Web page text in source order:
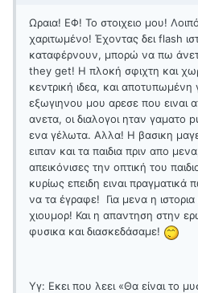
Ωραια! ΕΦ! Το στοιχειο μου!
χαριτωμένο! Έχοντας δει flash
καταφέρνουν, μπορώ να πω
they get! Η πλοκή σφιχτη και
κεντρική ιδεα, και
εξωγιηνου μου αρεσε που ειναι
ανετα, οι διαλογοι ηταν
ενα γέλωτα. Αλλα! Η βασικη
ειπαν και τα παιδια πριν απο
απεικόνισες την οπτική του
κυρίως επειδη ειναι πραγματικά
να τα έγραφε! Για μενα η
χιουμορ! Και η απαντηση στην
φυσικα και διασκεδάσαμε!
Υγ: Εκει που λεει «Θα είναι το